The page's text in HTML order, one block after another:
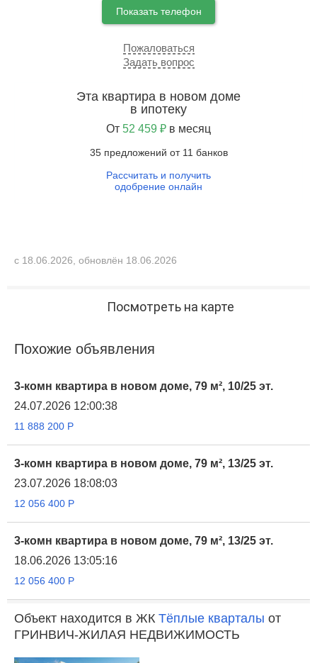
Показать телефон
Пожаловаться
Задать вопрос
Эта квартира в новом доме
в ипотеку
От 52 459 ₽ в месяц
35 предложений от 11 банков
Рассчитать и получить
одобрение онлайн
с 18.06.2026, обновлён 18.06.2026
Посмотреть на карте
Похожие объявления
3-комн квартира в новом доме, 79 м², 10/25 эт.
24.07.2026 12:00:38
11 888 200 Р
3-комн квартира в новом доме, 79 м², 13/25 эт.
23.07.2026 18:08:03
12 056 400 Р
3-комн квартира в новом доме, 79 м², 13/25 эт.
18.06.2026 13:05:16
12 056 400 Р
Объект находится в ЖК Тёплые кварталы от
ГРИНВИЧ-ЖИЛАЯ НЕДВИЖИМОСТЬ